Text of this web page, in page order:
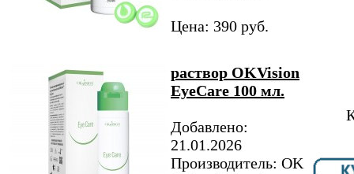
Цена: 390 руб.
раствор OKVision
EyeCare 100 мл.
Добавлено:
21.01.2026
Производитель: OK